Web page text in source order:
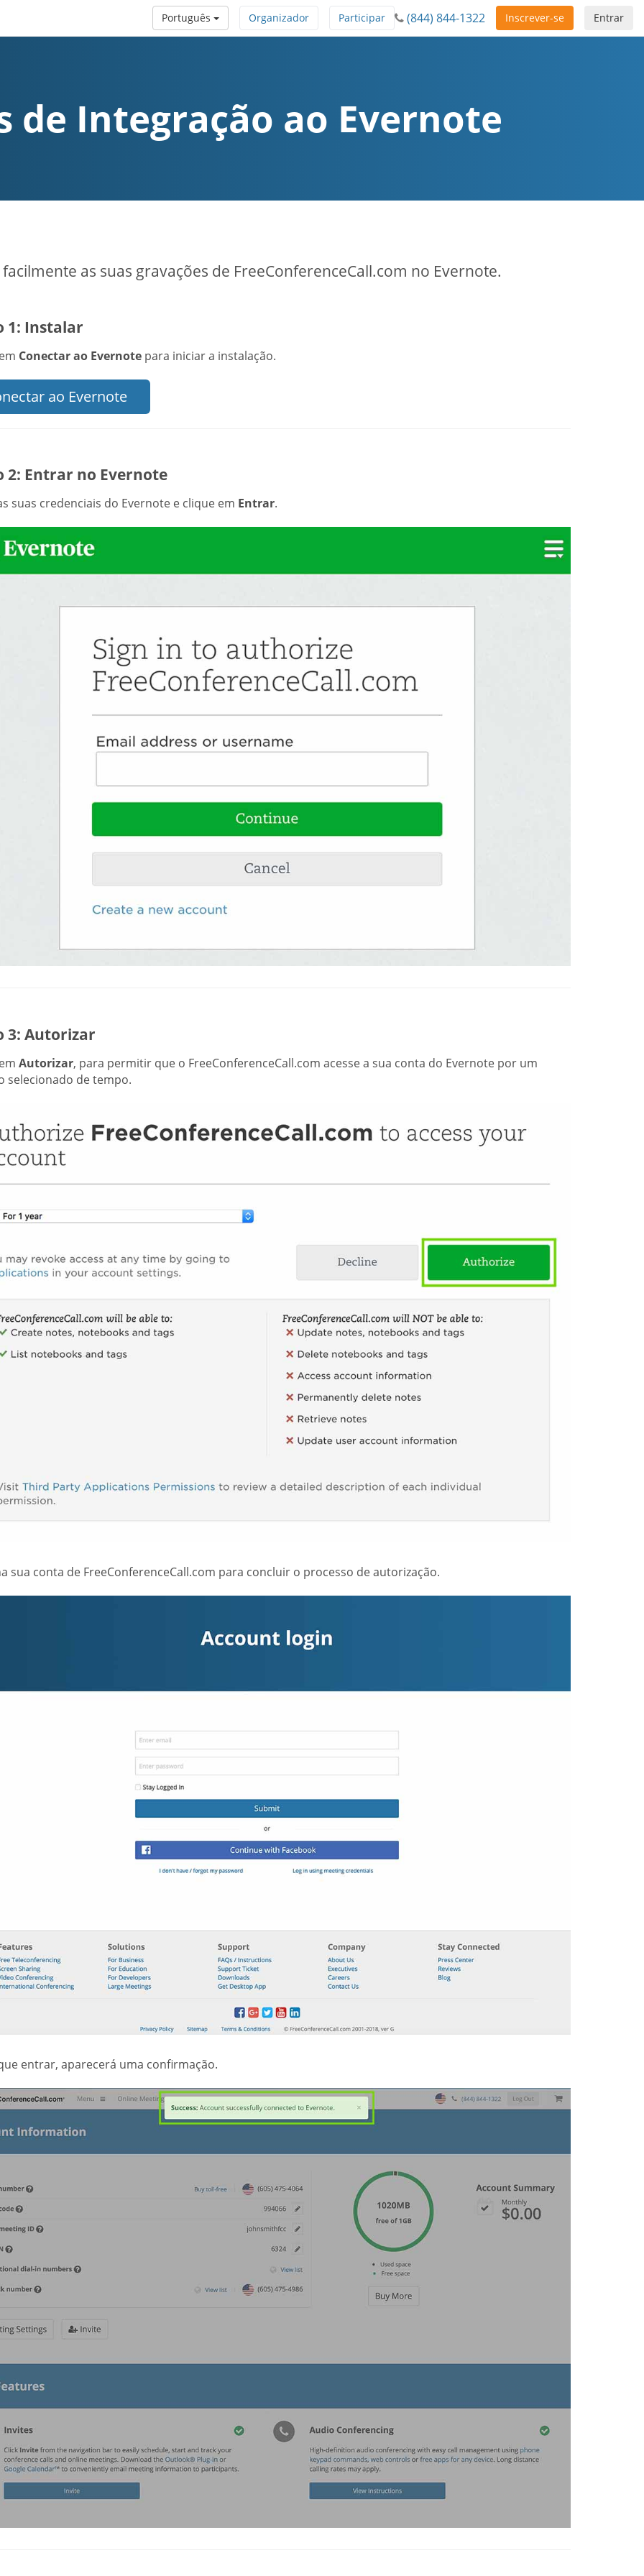
Entrar
Inscrever-se
(844) 844-1322
Participar
Organizador
Português
de Integração ao Evernote
facilmente as suas gravações de FreeConferenceCall.com no Evernote.
1: Instalar
Conectar ao Evernotepara iniciar a instalação.
ao Evernote
2: Entrar no Evernote
suas credenciais do Evernote e clique em Entrar.
3: Autorizar
Autorizar, para permitir que o FreeConferenceCall.com acesse a sua conta do Evernote por um
selecionado de tempo.
sua conta de FreeConferenceCall.com para concluir o processo de autorização.
entrar, aparecerá uma confirmação.